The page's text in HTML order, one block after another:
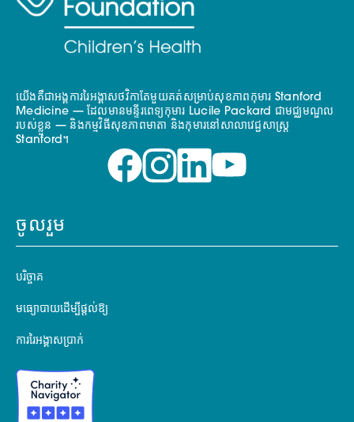
យើងគឺជាអង្គការរៃអង្គាសថវិកាតែមួយគត់សម្រាប់សុខភាពកុមារ Stanford
Medicine — ដែលមានមន្ទីរពេទ្យកុមារ Lucile Packard ជាមជ្ឈមណ្ឌល
របស់ខ្លួន — និងកម្មវិធីសុខភាពមាតា និងកុមារនៅសាលាវេជ្ជសាស្ត្រ
Stanford។
ចូលរួម
បរិច្ចាគ
មធ្យោបាយដើម្បីផ្តល់ឱ្យ
ការរៃអង្គាសប្រាក់